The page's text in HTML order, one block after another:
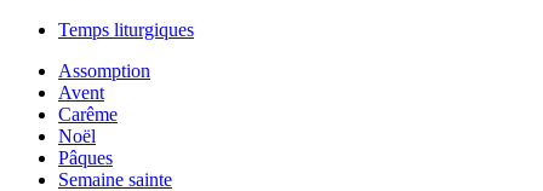
Temps liturgiques
Assomption
Avent
Carême
Noël
Pâques
Semaine sainte